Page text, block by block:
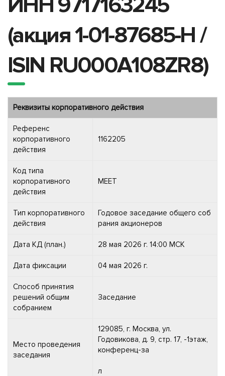
(акция 1-01-87685-H /
ISIN RU000A108ZR8)
Реквизиты корпоративного действия
Референс
корпоративного
действия
1162205
Код типа
корпоративного
действия
MEET
Тип корпоративного
действия
Годовое заседание общего соб
рания акционеров
Дата КД (план.) 28 мая 2026 г. 14:00 МСК
Дата фиксации 04 мая 2026 г.
Способ принятия
решений общим
собранием
Заседание
Место проведения
заседания
129085, г. Москва, ул.
Годовикова, д. 9, стр. 17, -1этаж,
конференц-за
л